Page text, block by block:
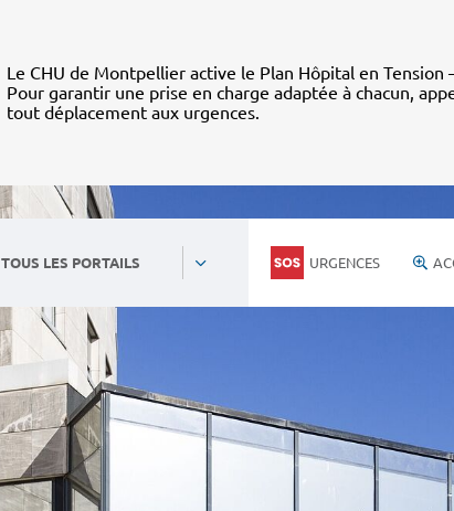
Le CHU de Montpellier active le Plan Hôpital en Tension
Pour garantir une prise en charge adaptée à chacun,
tout déplacement aux urgences.
TOUS LES PORTAILS URGENCES